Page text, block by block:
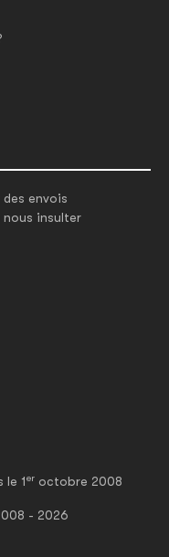
le 1er octobre 2008
- 2026
envois
insulter